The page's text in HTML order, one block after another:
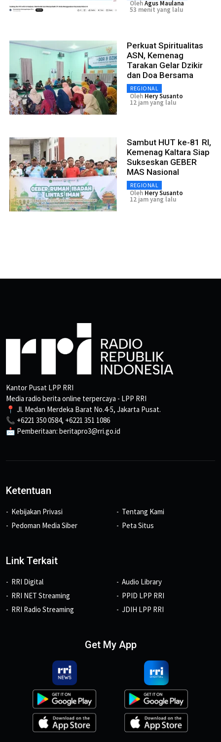
OlehAgus Maulana
53 menit yang lalu
Perkuat Spiritualitas
ASN, Kemenag
Tarakan Gelar Dzikir
dan Doa Bersama
REGIONAL
Oleh Hery Susanto
12 jam yang lalu
Sambut HUT ke-81 RI,
Kemenag Kaltara Siap
Sukseskan GEBER
MAS Nasional
REGIONAL
Oleh Hery Susanto
12 jam yang lalu
Kantor Pusat LPP RRI
Media radio berita online terpercaya - LPP RRI
📍 Jl. Medan Merdeka Barat No.4-5, Jakarta Pusat.
📞 +6221 350 0584, +6221 351 1086
📩 Pemberitaan: beritapro3@rri.go.id
Ketentuan
Kebijakan Privasi
Pedoman Media Siber
Tentang Kami
Peta Situs
Link Terkait
RRI Digital
RRI NET Streaming
RRI Radio Streaming
Audio Library
PPID LPP RRI
JDIH LPP RRI
Get My App